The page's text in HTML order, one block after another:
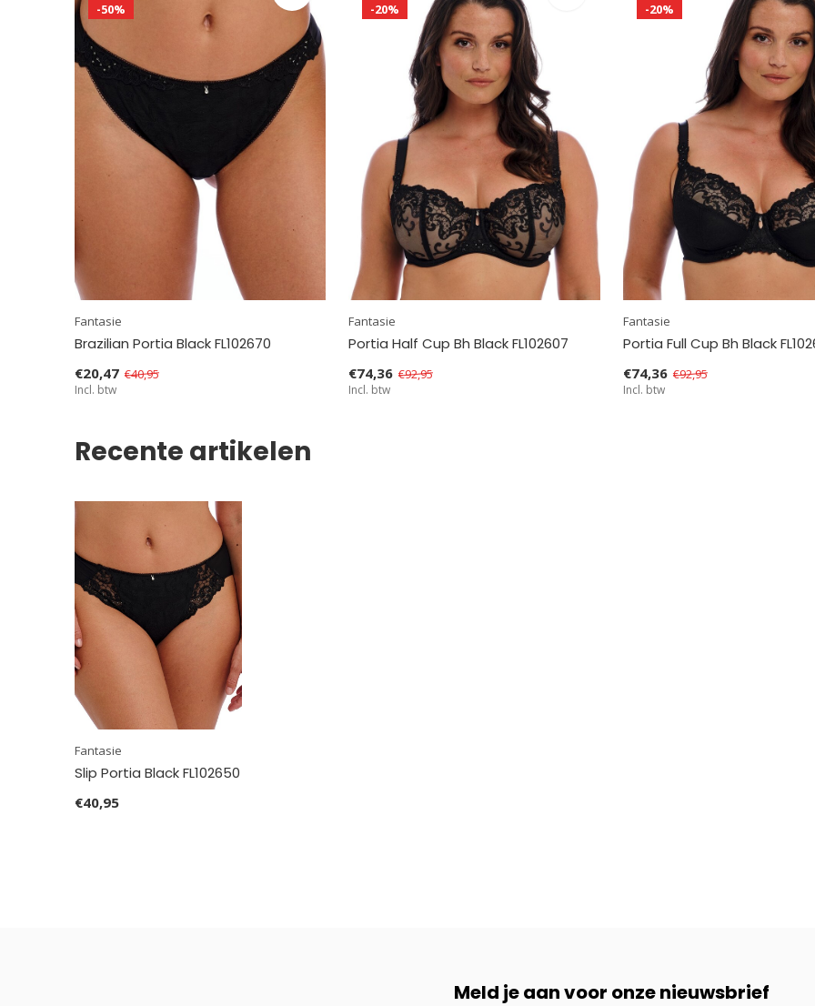
-50%
Fantasie
Brazilian Portia Black FL102670
€20,47 €40,95
Incl. btw
-20%
Fantasie
Portia Half Cup Bh Black FL102607
€74,36 €92,95
Incl. btw
-20%
Fantasie
Portia Full Cup Bh Black
€74,36 €92,95
Incl. btw
Recente artikelen
Fantasie
Slip Portia Black FL102650
€40,95
Meld je aan voor onze nieuwsbrief